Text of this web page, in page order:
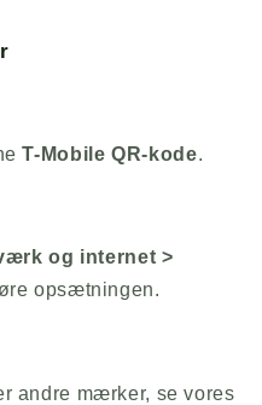
T-Mobile QR-kode.
og internet >
opsætningen.
andre mærker, se vores